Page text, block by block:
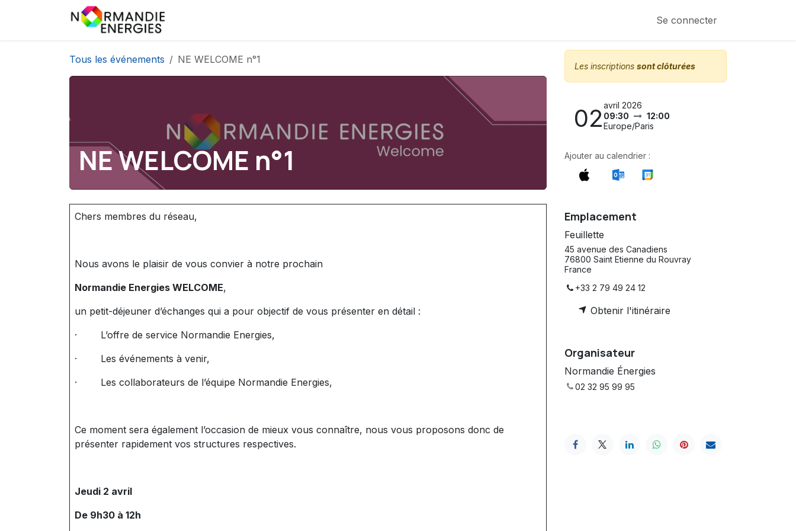
Se rendre au contenu
Se connecter
Tous les événements NE WELCOME n°1
NE WELCOME n°1
Chers membres du réseau,
Nous avons le plaisir de vous convier à notre prochain
Normandie Energies WELCOME,
un petit-déjeuner d’échanges qui a pour objectif de vous présenter en détail :
· L’offre de service Normandie Energies,
· Les événements à venir,
· Les collaborateurs de l’équipe Normandie Energies,
Ce moment sera également l’occasion de mieux vous connaître, nous vous proposons donc de
présenter rapidement vos structures respectives.
Jeudi 2 avril
De 9h30 à 12h
Les inscriptions sont clôturées
02avril 2026
09:30
12:00
Europe/Paris
Ajouter au calendrier :
Emplacement
Feuillette
45 avenue des Canadiens
76800 Saint Etienne du Rouvray
France
+33 2 79 49 24 12
Obtenir l'itinéraire
Organisateur
Normandie Énergies
02 32 95 99 95